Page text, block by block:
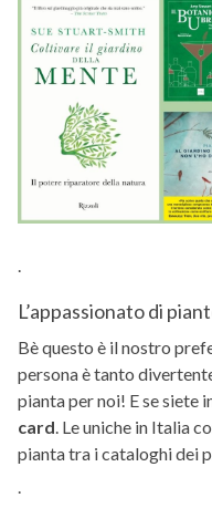
.
L’appassionato di
Bè questo è il nostro
persona è tanto
pianta per noi! E se siete
card. Le uniche in Italia
pianta tra i cataloghi dei